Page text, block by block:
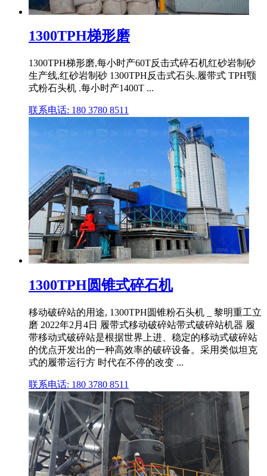
1300TPH梯形磨
1300TPH梯形磨,每小时产60T反击式碎石机红砂岩制砂
生产线,红砂岩制砂 1300TPH反击式石头.履带式 TPH颚
式粉石头机 .每小时产1400T ...
联系电话: 180 3780 8511
1300TPH圆锥式碎石机
移动破碎站的用途, 1300TPH圆锥粉石头机 _ 黎明重工立
磨 2022年2月4日 履带式移动破碎站带式破碎站机器 履
带移动式破碎站是根据世界上进、稳定的移动式破碎站
的优点开发出的一种高效率的破碎设备。采用类似坦克
式的履带运行方 时代在不停的改变 ...
联系电话: 180 3780 8511